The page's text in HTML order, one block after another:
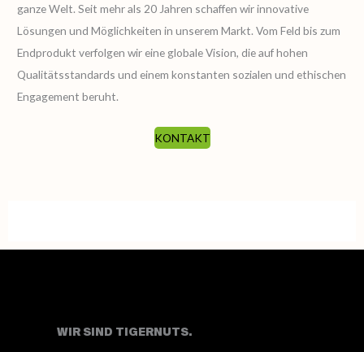
ganze Welt. Seit mehr als 20 Jahren schaffen wir innovative
Lösungen und Möglichkeiten in unserem Markt. Vom Feld bis zum
Endprodukt verfolgen wir eine globale Vision, die auf hohen
Qualitätsstandards und einem konstanten sozialen und ethischen
Engagement beruht.
KONTAKT
WIR SIND TIGERNUTS.